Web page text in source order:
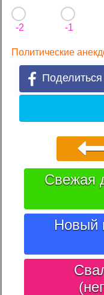
-2 -1
Политические
Свежая
Новый